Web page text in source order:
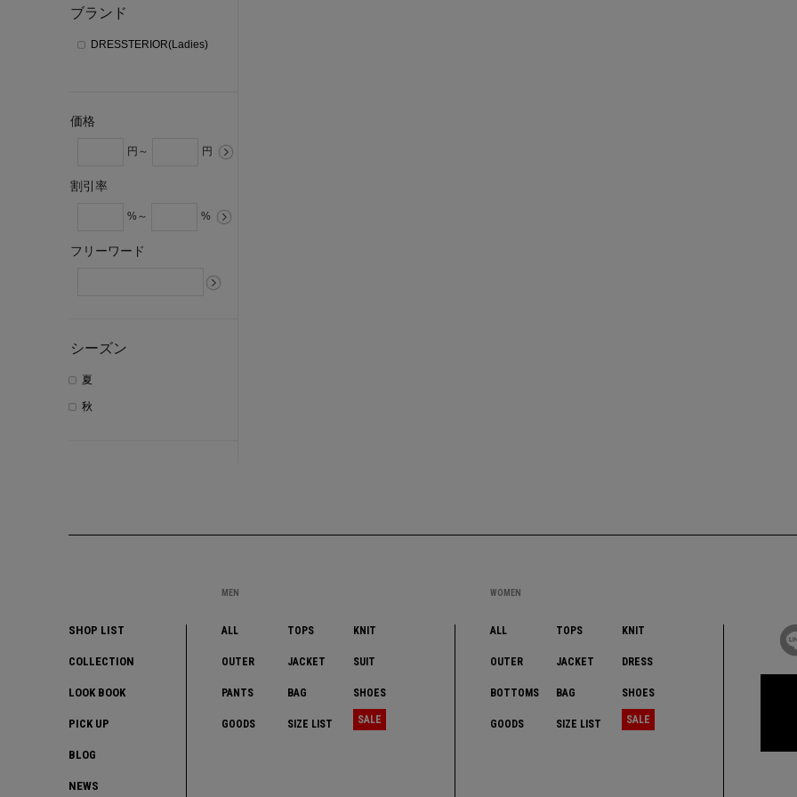
ブランド
DRESSTERIOR(Ladies)
価格
円～ 円
割引率
%～ %
フリーワード
シーズン
夏
秋
SHOP LIST
COLLECTION
LOOK BOOK
PICK UP
BLOG
NEWS
MEN
ALL TOPS KNIT
OUTER JACKET SUIT
PANTS BAG SHOES
GOODS SIZE LIST SALE
WOMEN
ALL TOPS KNIT
OUTER JACKET DRESS
BOTTOMS BAG SHOES
GOODS SIZE LIST SALE